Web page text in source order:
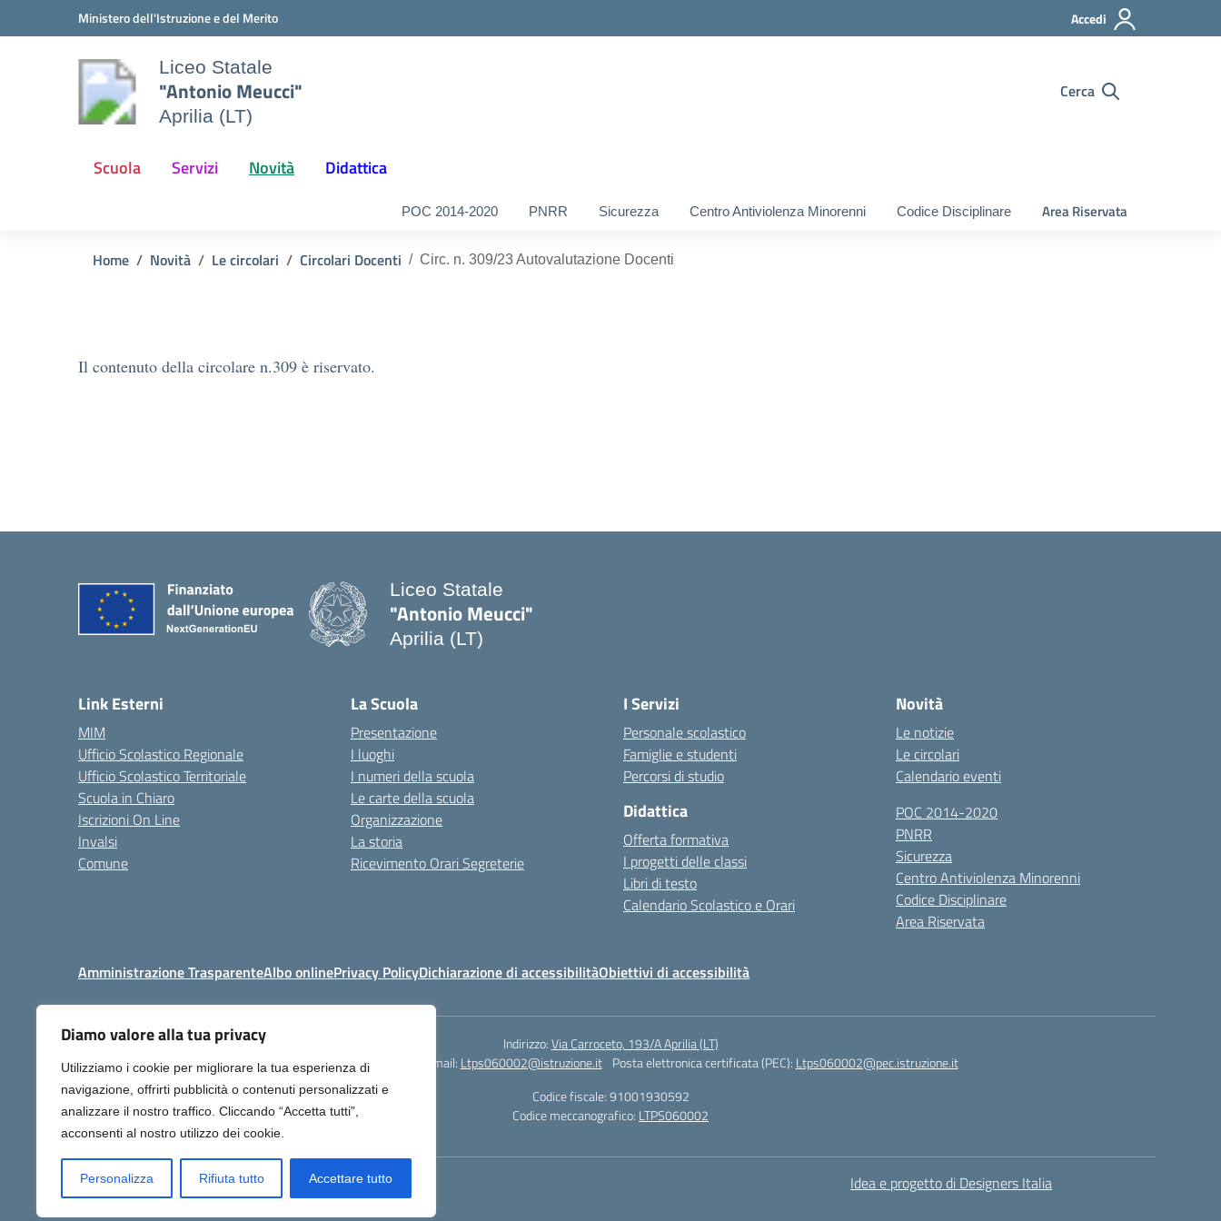
Diamo valore alla tua privacy
Utilizziamo i cookie per migliorare la tua esperienza di
navigazione, offrirti pubblicità o contenuti personalizzati e
analizzare il nostro traffico. Cliccando “Accetta tutti”,
acconsenti al nostro utilizzo dei cookie.
Personalizza Rifiuta tutto Accettare tutto
Vai ai contenuti
Vai al menu di navigazioneMinistero dell'Istruzione e del Merito Accedi
Liceo Statale
"Antonio Meucci"
Aprilia (LT)
Cerca
Scuola Servizi Novità Didattica
POC 2014-2020 PNRR Sicurezza Centro Antiviolenza Minorenni Codice Disciplinare Area Riservata
Home Novità Le circolari Circolari Docenti Circ. n. 309/23 Autovalutazione Docenti
Il contenuto della circolare n.309 è riservato.
Liceo Statale
"Antonio Meucci"
Aprilia (LT)
Link Esterni
MIM
Ufficio Scolastico Regionale
Ufficio Scolastico Territoriale
Scuola in Chiaro
Iscrizioni On Line
Invalsi
Comune
La Scuola
Presentazione
I luoghi
I numeri della scuola
Le carte della scuola
Organizzazione
La storia
Ricevimento Orari Segreterie
I Servizi
Personale scolastico
Famiglie e studenti
Percorsi di studio
Didattica
Offerta formativa
I progetti delle classi
Libri di testo
Calendario Scolastico e Orari
Novità
Le notizie
Le circolari
Calendario eventi
POC 2014-2020
PNRR
Sicurezza
Centro Antiviolenza Minorenni
Codice Disciplinare
Area Riservata
Amministrazione TrasparenteAlbo onlinePrivacy PolicyDichiarazione di accessibilitàObiettivi di accessibilità
Indirizzo:Via Carroceto, 193/A Aprilia (LT)
Centralino:+39 06 9257678 Email: Ltps060002@istruzione.it Posta elettronica certificata (PEC): Ltps060002@pec.istruzione.it
Codice fiscale: 91001930592
Codice meccanografico: LTPS060002
Idea e progetto di Designers Italia